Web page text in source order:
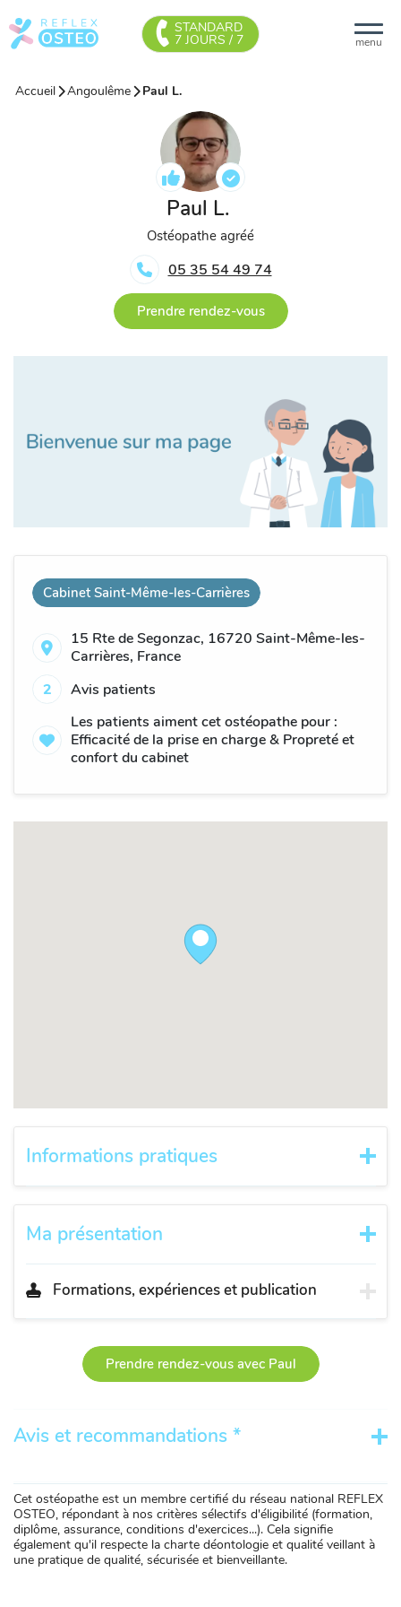
menu
STANDARD
7 JOURS / 7
Accueil Angoulême Paul L.
Paul L.
Ostéopathe agréé
05 35 54 49 74
Prendre rendez-vous
Cabinet Saint-Même-les-Carrières
15 Rte de Segonzac, 16720 Saint-Même-les-
Carrières, France
2
Avis patients
Les patients aiment cet ostéopathe pour :
Efficacité de la prise en charge & Propreté et
confort du cabinet
Informations pratiques
Ma présentation
Formations, expériences et publication
Prendre rendez-vous avec Paul
Avis et recommandations *
Cet ostéopathe est un membre certifié du réseau national REFLEX
OSTEO, répondant à nos critères sélectifs d'éligibilité (formation,
diplôme, assurance, conditions d'exercices...). Cela signifie
également qu'il respecte la charte déontologie et qualité veillant à
une pratique de qualité, sécurisée et bienveillante.